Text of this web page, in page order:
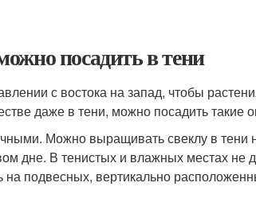
посадить в тени
с востока на запад, чтобы
даже в тени, можно посадить такие
Можно выращивать свеклу в тени
дне. В тенистых и влажных местах не
на подвесных, вертикально